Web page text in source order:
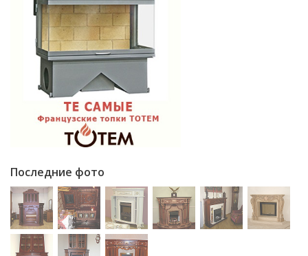
Последние фото